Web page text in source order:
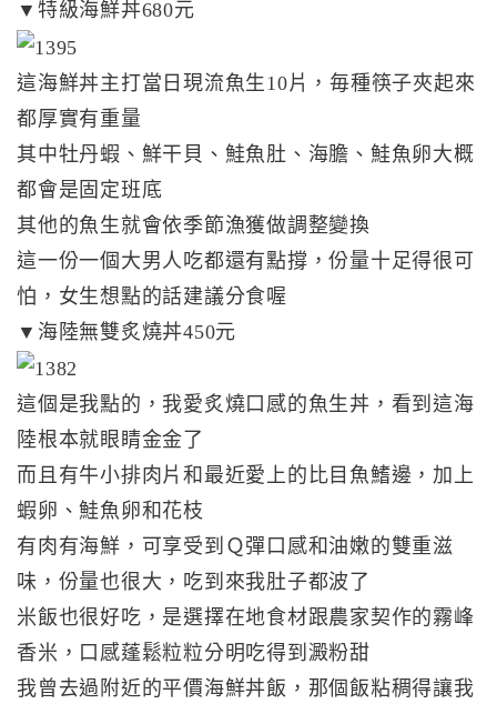
▼特級海鮮丼680元
這海鮮丼主打當日現流魚生10片，毎種筷子夾起來
都厚實有重量
其中牡丹蝦、鮮干貝、鮭魚肚、海膽、鮭魚卵大概
都會是固定班底
其他的魚生就會依季節漁獲做調整變換
這一份一個大男人吃都還有點撐，份量十足得很可
怕，女生想點的話建議分食喔
▼海陸無雙炙燒丼450元
這個是我點的，我愛炙燒口感的魚生丼，看到這海
陸根本就眼睛金金了
而且有牛小排肉片和最近愛上的比目魚鰭邊，加上
蝦卵、鮭魚卵和花枝
有肉有海鮮，可享受到Ｑ彈口感和油嫩的雙重滋
味，份量也很大，吃到來我肚子都波了
米飯也很好吃，是選擇在地食材跟農家契作的霧峰
香米，口感蓬鬆粒粒分明吃得到澱粉甜
我曾去過附近的平價海鮮丼飯，那個飯粘稠得讓我